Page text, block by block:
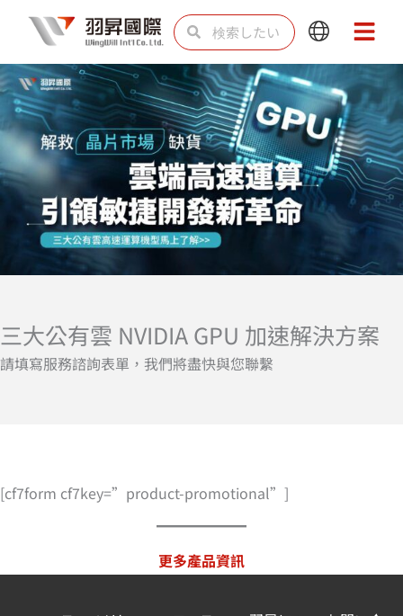
を
ス
キ
ッ
プ
検
索 索
Main
Menu
Main
Menu
三大公有雲 NVIDIA GPU 加速解決方案
請填寫服務諮詢表單，我們將盡快與您聯繫
[cf7form cf7key=”product-promotional”]
更多產品資訊